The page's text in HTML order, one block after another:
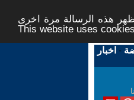
هذه الرسالة مرة اخرى -
This website uses
- اخبار